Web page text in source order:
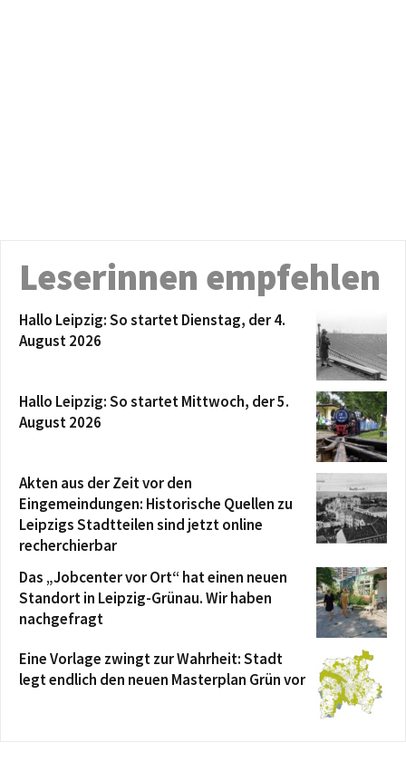
Leserinnen empfehlen
Hallo Leipzig: So startet Dienstag, der 4.
August 2026
Hallo Leipzig: So startet Mittwoch, der 5.
August 2026
Akten aus der Zeit vor den
Eingemeindungen: Historische Quellen zu
Leipzigs Stadtteilen sind jetzt online
recherchierbar
Das „Jobcenter vor Ort“ hat einen neuen
Standort in Leipzig-Grünau. Wir haben
nachgefragt
Eine Vorlage zwingt zur Wahrheit: Stadt
legt endlich den neuen Masterplan Grün vor